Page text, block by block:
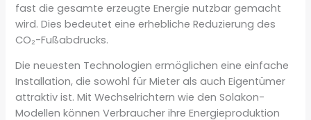
fast die gesamte erzeugte Energie nutzbar gemacht
wird. Dies bedeutet eine erhebliche Reduzierung des
CO₂-Fußabdrucks.
Die neuesten Technologien ermöglichen eine einfache
Installation, die sowohl für Mieter als auch Eigentümer
attraktiv ist. Mit Wechselrichtern wie den Solakon-
Modellen können Verbraucher ihre Energieproduktion